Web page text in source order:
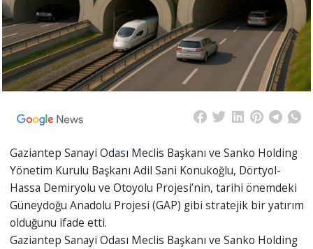
Gaziantep Sanayi Odası Meclis Başkanı ve Sanko Holding
Yönetim Kurulu Başkanı Adil Sani Konukoğlu, Dörtyol-
Hassa Demiryolu ve Otoyolu Projesi’nin, tarihi önemdeki
Güneydoğu Anadolu Projesi (GAP) gibi stratejik bir yatırım
olduğunu ifade etti.
Gaziantep Sanayi Odası Meclis Başkanı ve Sanko Holding